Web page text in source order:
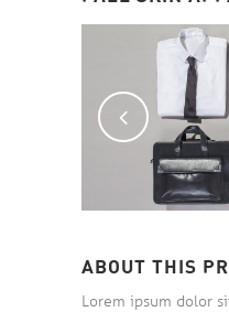
ABOUT THIS
Lorem ipsum dolor